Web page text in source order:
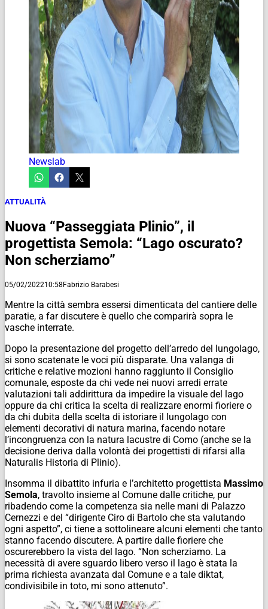
Newslab
ATTUALITÀ
Nuova “Passeggiata Plinio”, il
progettista Semola: “Lago oscurato?
Non scherziamo”
05/02/202210:58Fabrizio Barabesi
Mentre la città sembra essersi dimenticata del cantiere delle
paratie, a far discutere è quello che comparirà sopra le
vasche interrate.
Dopo la presentazione del progetto dell’arredo del lungolago,
si sono scatenate le voci più disparate. Una valanga di
critiche e relative mozioni hanno raggiunto il Consiglio
comunale, esposte da chi vede nei nuovi arredi errate
valutazioni tali addirittura da impedire la visuale del lago
oppure da chi critica la scelta di realizzare enormi fioriere o
da chi dubita della scelta di istoriare il lungolago con
elementi decorativi di natura marina, facendo notare
l’incongruenza con la natura lacustre di Como (anche se la
decisione deriva dalla volontà dei progettisti di rifarsi alla
Naturalis Historia di Plinio).
Insomma il dibattito infuria e l’architetto progettista Massimo
Semola, travolto insieme al Comune dalle critiche, pur
ribadendo come la competenza sia nelle mani di Palazzo
Cernezzi e del “dirigente Ciro di Bartolo che sta valutando
ogni aspetto”, ci tiene a sottolineare alcuni elementi che tanto
stanno facendo discutere. A partire dalle fioriere che
oscurerebbero la vista del lago. “Non scherziamo. La
necessità di avere sguardo libero verso il lago è stata la
prima richiesta avanzata dal Comune e a tale diktat,
condivisibile in toto, mi sono attenuto”.